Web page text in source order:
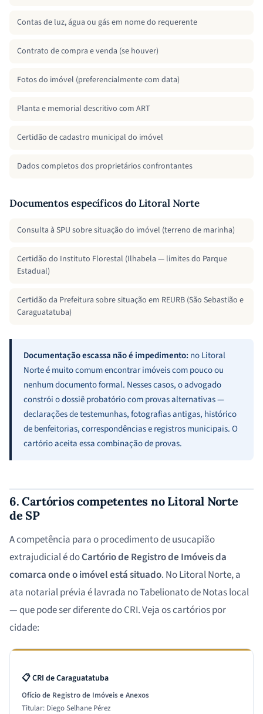
Contas de luz, água ou gás em nome do requerente
Contrato de compra e venda (se houver)
Fotos do imóvel (preferencialmente com data)
Planta e memorial descritivo com ART
Certidão de cadastro municipal do imóvel
Dados completos dos proprietários confrontantes
Documentos específicos do Litoral Norte
Consulta à SPU sobre situação do imóvel (terreno de marinha)
Certidão do Instituto Florestal (Ilhabela — limites do Parque
Estadual)
Certidão da Prefeitura sobre situação em REURB (São Sebastião e
Caraguatatuba)
Documentação escassa não é impedimento: no Litoral
Norte é muito comum encontrar imóveis com pouco ou
nenhum documento formal. Nesses casos, o advogado
constrói o dossiê probatório com provas alternativas —
declarações de testemunhas, fotografias antigas, histórico
de benfeitorias, correspondências e registros municipais. O
cartório aceita essa combinação de provas.
6. Cartórios competentes no Litoral Norte
de SP
A competência para o procedimento de usucapião
extrajudicial é doCartório de Registro de Imóveis da
comarca onde o imóvel está situado. No Litoral Norte, a
ata notarial prévia é lavrada no Tabelionato de Notas local
— que pode ser diferente do CRI. Veja os cartórios por
cidade:
📋 CRI de Caraguatatuba
Ofício de Registro de Imóveis e Anexos
Titular: Diego Selhane Pérez